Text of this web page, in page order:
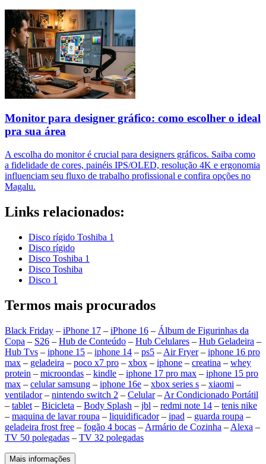
Monitor para designer gráfico: como escolher o ideal
pra sua área
A escolha do monitor é crucial para designers gráficos. Saiba como
a fidelidade de cores, painéis IPS/OLED, resolução 4K e ergonomia
influenciam seu fluxo de trabalho profissional e confira opções no
Magalu.
Links relacionados:
Disco rígido Toshiba 1
Disco rígido
Disco Toshiba 1
Disco Toshiba
Disco 1
Termos mais procurados
Black Friday – iPhone 17 – iPhone 16 – Álbum de Figurinhas da
Copa – S26 – Hub de Conteúdo – Hub Celulares – Hub Geladeira –
Hub Tvs – iphone 15 – iphone 14 – ps5 – Air Fryer– iphone 16 pro
max – geladeira – poco x7 pro – xbox – iphone – creatina – whey
protein – microondas – kindle – iphone 17 pro max – iphone 15 pro
max – celular samsung – iphone 16e – xbox series s – xiaomi –
ventilador– nintendo switch 2 – Celular– Ar Condicionado Portátil
– tablet – Bicicleta – Body Splash – jbl – redmi note 14 – tenis nike
– maquina de lavar roupa – liquidificador– ipad – guarda roupa –
geladeira frost free – fogão 4 bocas – Armário de Cozinha – Alexa –
TV 50 polegadas – TV 32 polegadas
Mais informações